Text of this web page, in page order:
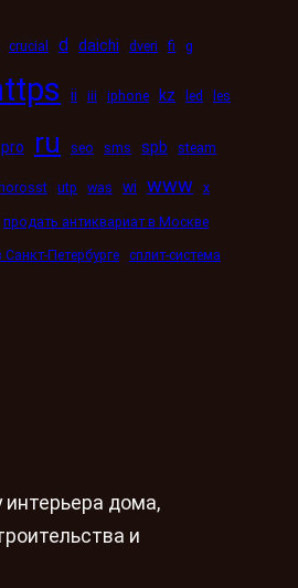
crucial d daichi dveri fi g
ii iii iphone kz led les
pro ru seo sms spb steam
utp was wi www x
продать антиквариат в Москве
Петербурге сплит-система
дома,
и